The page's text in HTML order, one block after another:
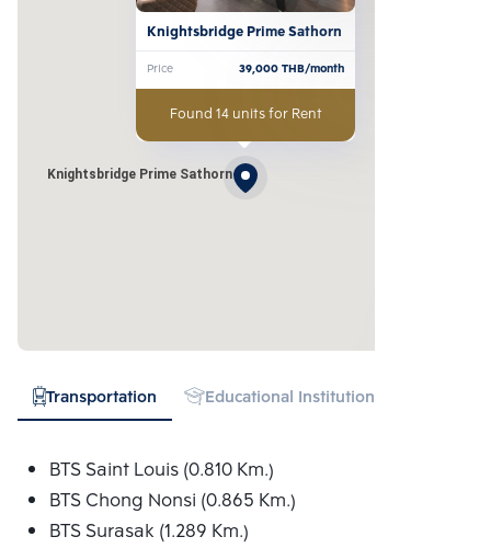
Knightsbridge Prime Sathorn
Knightsbridge Prime Sathorn
Price 39,000THB/month
Found 14 units for Rent
Transportation Educational Institution
BTS Saint Louis (0.810 Km.)
BTS Chong Nonsi (0.865 Km.)
BTS Surasak (1.289 Km.)